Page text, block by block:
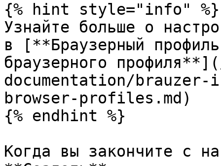
{% hint style="info" %}
Узнайте больше о
в [**Браузерный
браузерного
documentation/
browser-profiles.md)
{% endhint %}
Когда вы закончите с